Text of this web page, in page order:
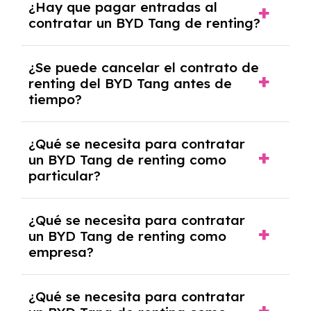
Tang con el seguro a todo riesgo sin
franquicia incluido dentro de las cuotas
mensuales.
¿Hay que pagar entradas al
contratar un BYD Tang de renting?
tendrás que pagar ningún tipo de entrada
salvo en casos que lo exija el proveedor
debido al resultado del estudio de viabilidad
económica.
¿Se puede cancelar el contrato de
renting del BYD Tang antes de
tiempo?
pero puede haber penalizaciones por
cancelación anticipada. Es importante revisar
las condiciones del contrato y hablar con un
experto que te asesore.
¿Qué se necesita para contratar
un BYD Tang de renting como
particular?
y, en algunos casos, una consulta de solvencia
crediticia y un pago inicial.
¿Qué se necesita para contratar
un BYD Tang de renting como
empresa?
documentación financiera y, en algunos
¿Qué se necesita para contratar